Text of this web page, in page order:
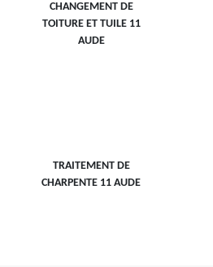
CHANGEMENT DE
TOITURE ET TUILE 11
AUDE
TRAITEMENT DE
CHARPENTE 11 AUDE